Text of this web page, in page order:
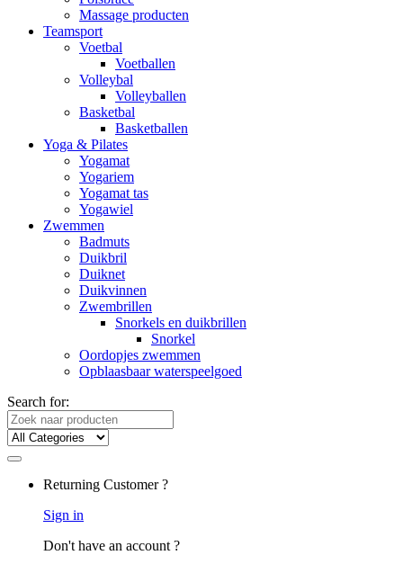
Massage producten
Teamsport
Voetbal
Voetballen
Volleybal
Volleyballen
Basketbal
Basketballen
Yoga & Pilates
Yogamat
Yogariem
Yogamat tas
Yogawiel
Zwemmen
Badmuts
Duikbril
Duiknet
Duikvinnen
Zwembrillen
Snorkels en duikbrillen
Snorkel
Oordopjes zwemmen
Opblaasbaar waterspeelgoed
Search for:
Returning Customer ?
Sign in
Don't have an account ?